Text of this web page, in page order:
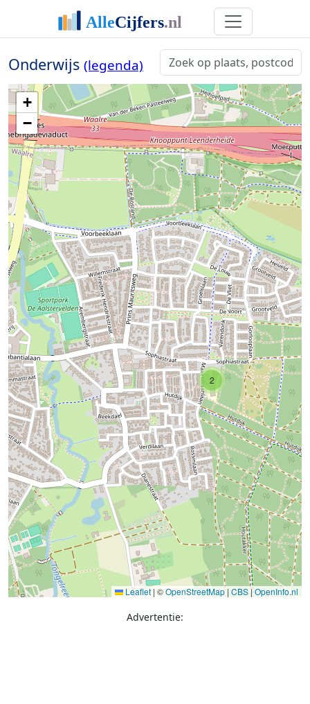
Onderwijs (legenda)
2
+
−
Leaflet | ©OpenStreetMap | CBS|OpenInfo.nl
Advertentie: